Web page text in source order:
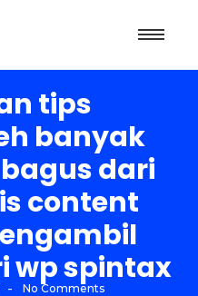
tips
banyak
dari
content
wp spintax
- No Comments